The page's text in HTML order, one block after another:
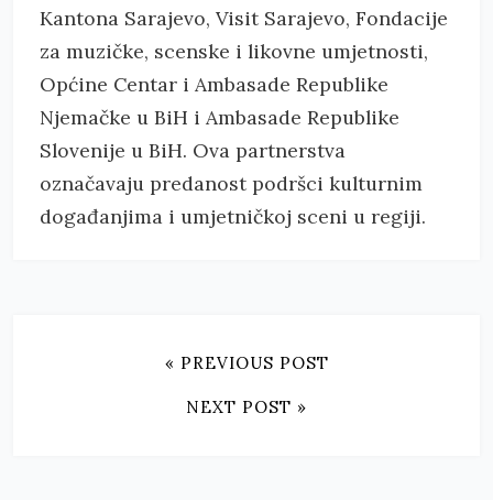
Kantona Sarajevo, Visit Sarajevo, Fondacije
za muzičke, scenske i likovne umjetnosti,
Općine Centar i Ambasade Republike
Njemačke u BiH i Ambasade Republike
Slovenije u BiH. Ova partnerstva
označavaju predanost podršci kulturnim
događanjima i umjetničkoj sceni u regiji.
« PREVIOUS POST
NEXT POST »